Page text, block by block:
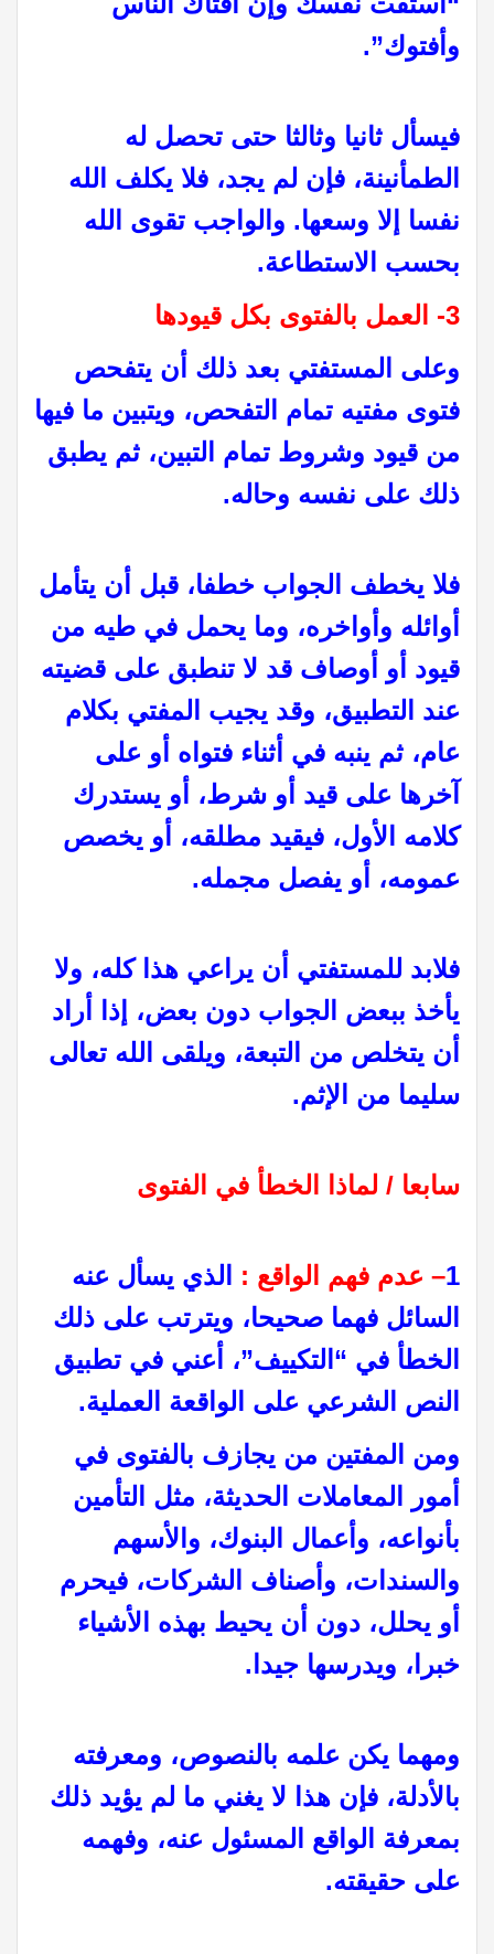
وأفتوك”.
فيسأل ثانيا وثالثا حتى تحصل له
الطمأنينة، فإن لم يجد، فلا يكلف الله
نفسا إلا وسعها. والواجب تقوى الله
بحسب الاستطاعة.
3- العمل بالفتوى بكل قيودها
وعلى المستفتي بعد ذلك أن يتفحص
فتوى مفتيه تمام التفحص، ويتبين ما فيها
من قيود وشروط تمام التبين، ثم يطبق
ذلك على نفسه وحاله.
فلا يخطف الجواب خطفا، قبل أن يتأمل
أوائله وأواخره، وما يحمل في طيه من
قيود أو أوصاف قد لا تنطبق على قضيته
عند التطبيق، وقد يجيب المفتي بكلام
عام، ثم ينبه في أثناء فتواه أو على
آخرها على قيد أو شرط، أو يستدرك
كلامه الأول، فيقيد مطلقه، أو يخصص
عمومه، أو يفصل مجمله.
فلابد للمستفتي أن يراعي هذا كله، ولا
يأخذ ببعض الجواب دون بعض، إذا أراد
أن يتخلص من التبعة، ويلقى الله تعالى
سليما من الإثم.
سابعا / لماذا الخطأ في الفتوى
1– عدم فهم الواقع :
الذي يسأل عنه
السائل فهما صحيحا، ويترتب على ذلك
الخطأ في “التكييف”، أعني في تطبيق
النص الشرعي على الواقعة العملية.
ومن المفتين من يجازف بالفتوى في
أمور المعاملات الحديثة، مثل التأمين
بأنواعه، وأعمال البنوك، والأسهم
والسندات، وأصناف الشركات، فيحرم
أو يحلل، دون أن يحيط بهذه الأشياء
خبرا، ويدرسها جيدا.
ومهما يكن علمه بالنصوص، ومعرفته
بالأدلة، فإن هذا لا يغني ما لم يؤيد ذلك
بمعرفة الواقع المسئول عنه، وفهمه
على حقيقته.